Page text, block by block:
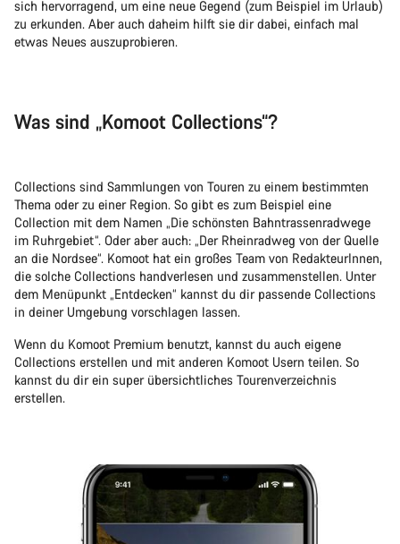
sich hervorragend, um eine neue Gegend (zum Beispiel im Urlaub)
zu erkunden. Aber auch daheim hilft sie dir dabei, einfach mal
etwas Neues auszuprobieren.
Was sind „Komoot Collections“?
Collections sind Sammlungen von Touren zu einem bestimmten
Thema oder zu einer Region. So gibt es zum Beispiel eine
Collection mit dem Namen „Die schönsten Bahntrassenradwege
im Ruhrgebiet“. Oder aber auch: „Der Rheinradweg von der Quelle
an die Nordsee“. Komoot hat ein großes Team von RedakteurInnen,
die solche Collections handverlesen und zusammenstellen. Unter
dem Menüpunkt „Entdecken“ kannst du dir passende Collections
in deiner Umgebung vorschlagen lassen.
Wenn du Komoot Premium benutzt, kannst du auch eigene
Collections erstellen und mit anderen Komoot Usern teilen. So
kannst du dir ein super übersichtliches Tourenverzeichnis
erstellen.